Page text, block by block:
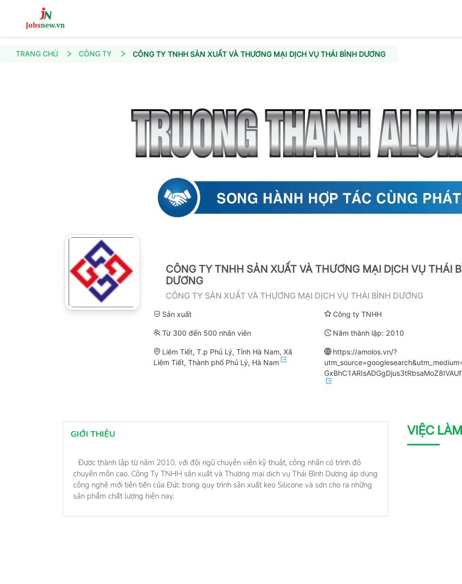
TRANG CHỦ CÔNG TY CÔNG TY TNHH SẢN XUẤT VÀ THƯƠNG MẠI DỊCH VỤ THÁI BÌNH DƯƠNG
CÔNG TY TNHH SẢN XUẤT VÀ THƯƠNG MẠI DỊCH VỤ THÁI
DƯƠNG
CÔNG TY SẢN XUẤT VÀ THƯƠNG MẠI DỊCH VỤ THÁI BÌNH DƯƠNG
Sản xuất Công ty TNHH
Từ 300 đến 500 nhân viên Năm thành lập: 2010
Liêm Tiết, T.p Phủ Lý, Tỉnh Hà Nam, Xã
Liêm Tiết, Thành phố Phủ Lý, Hà Nam
https://amolos.vn/?
GIỚI THIỆU
Được thành lập từ năm 2010, với đội ngũ chuyên viên kỹ thuật, công nhân có trình độ
chuyên môn cao, Công Ty TNHH sản xuất và Thương mại dịch vụ Thái Bình Dương áp dụng
công nghệ mới tiên tiến của Đức trong quy trình sản xuất keo Silicone và sơn cho ra những
sản phẩm chất lượng hiện nay.
VIỆC